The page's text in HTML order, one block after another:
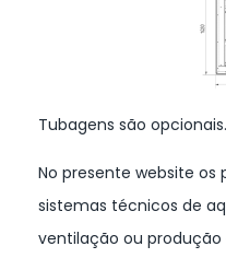
Tubagens são opcionais.
No presente website
sistemas técnicos de
ventilação ou